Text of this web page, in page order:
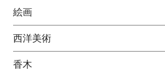
絵画
西洋美術
香木